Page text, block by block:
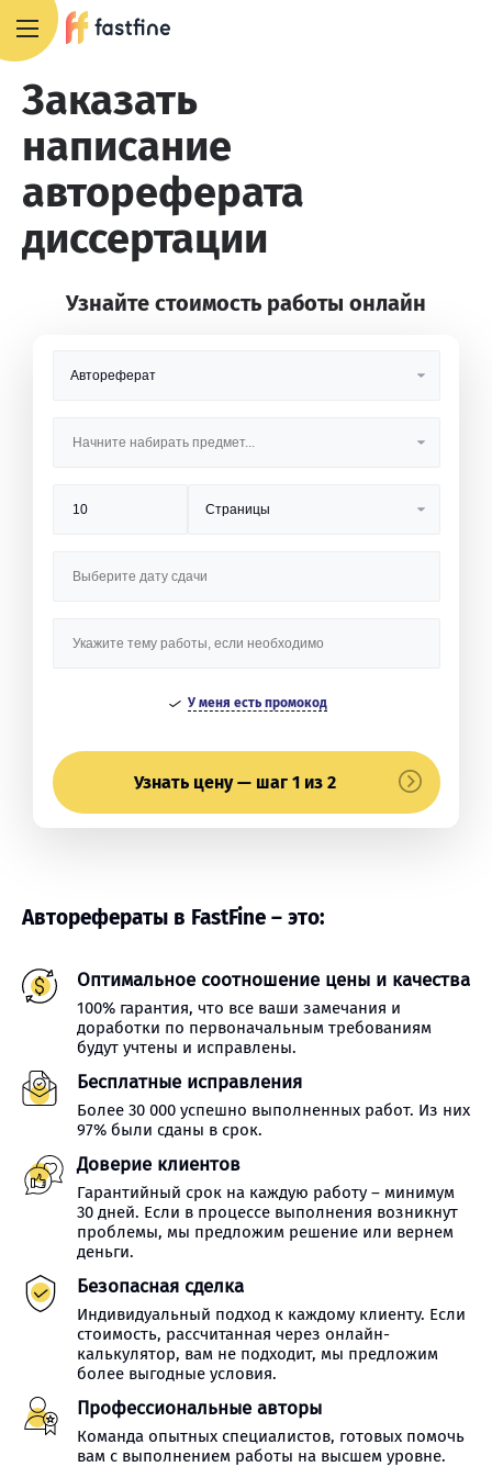
Заказать
написание
автореферата
диссертации
Узнайте стоимость работы онлайн
У меня есть промокод
Узнать цену — шаг 1 из 2
Авторефераты в FastFine – это:
Оптимальное соотношение цены и качества
100% гарантия, что все ваши замечания и
доработки по первоначальным требованиям
будут учтены и исправлены.
Бесплатные исправления
Более 30 000 успешно выполненных работ. Из них
97% были сданы в срок.
Доверие клиентов
Гарантийный срок на каждую работу – минимум
30 дней. Если в процессе выполнения возникнут
проблемы, мы предложим решение или вернем
деньги.
Безопасная сделка
Индивидуальный подход к каждому клиенту. Если
стоимость, рассчитанная через онлайн-
калькулятор, вам не подходит, мы предложим
более выгодные условия.
Профессиональные авторы
Команда опытных специалистов, готовых помочь
вам с выполнением работы на высшем уровне.